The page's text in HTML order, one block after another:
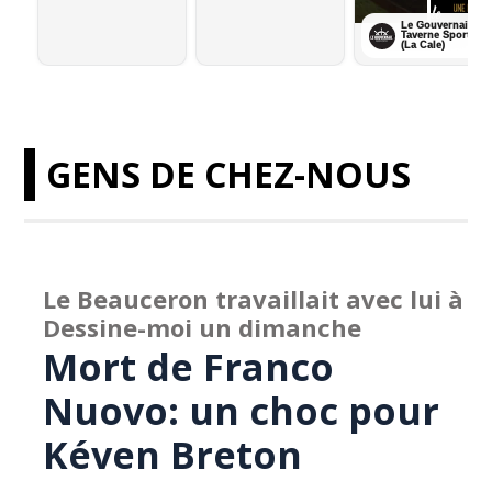
GENS DE CHEZ-NOUS
Le Beauceron travaillait avec lui à
Dessine-moi un dimanche
Mort de Franco
Nuovo: un choc pour
Kéven Breton